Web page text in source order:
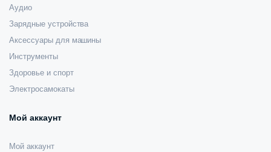
Аудио
Зарядные устройства
Аксессуары для машины
Инструменты
Здоровье и спорт
Электросамокаты
Мой аккаунт
Мой аккаунт